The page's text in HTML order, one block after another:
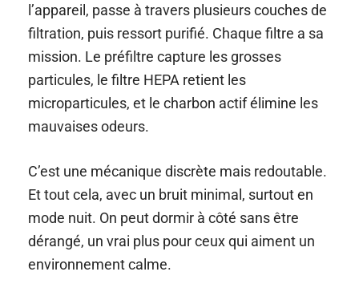
l’appareil, passe à travers plusieurs couches de
filtration, puis ressort purifié. Chaque filtre a sa
mission. Le préfiltre capture les grosses
particules, le filtre HEPA retient les
microparticules, et le charbon actif élimine les
mauvaises odeurs.
C’est une mécanique discrète mais redoutable.
Et tout cela, avec un bruit minimal, surtout en
mode nuit. On peut dormir à côté sans être
dérangé, un vrai plus pour ceux qui aiment un
environnement calme.